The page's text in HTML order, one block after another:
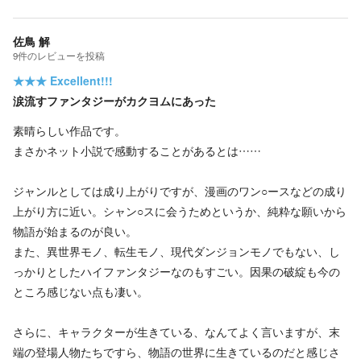
佐鳥 解
9件のレビューを投稿
★★★ Excellent!!!
涙流すファンタジーがカクヨムにあった
素晴らしい作品です。
まさかネット小説で感動することがあるとは……
ジャンルとしては成り上がりですが、漫画のワン○ースなどの成り
上がり方に近い。シャン○スに会うためというか、純粋な願いから
物語が始まるのが良い。
また、異世界モノ、転生モノ、現代ダンジョンモノでもない、し
っかりとしたハイファンタジーなのもすごい。因果の破綻も今の
ところ感じない点も凄い。
さらに、キャラクターが生きている、なんてよく言いますが、末
端の登場人物たちですら、物語の世界に生きているのだと感じさ